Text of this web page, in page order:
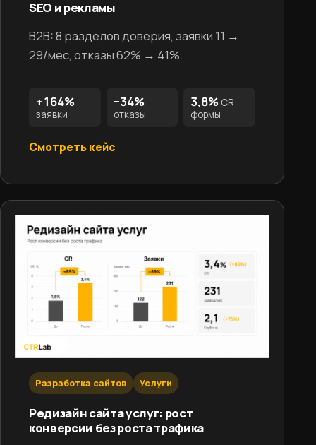
SEO и рекламы
B2B: 8 разделов доверия, заявки 11 →
29/мес, отказы 62% → 41%.
+164%
заявки
−34%
отказы
3,8% CR
формы
Смотреть кейс
Разработка сайтов Услуги
Редизайн сайта услуг: рост
конверсии без роста трафика